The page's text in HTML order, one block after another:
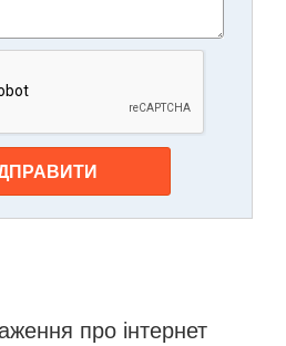
про інтернет